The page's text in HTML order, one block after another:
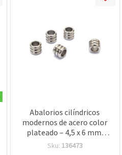
Abalorios cilíndricos
modernos de acero color
plateado – 4,5 x 6 mm,
agujero 4 mm, pack de 10,
Sku: 136473